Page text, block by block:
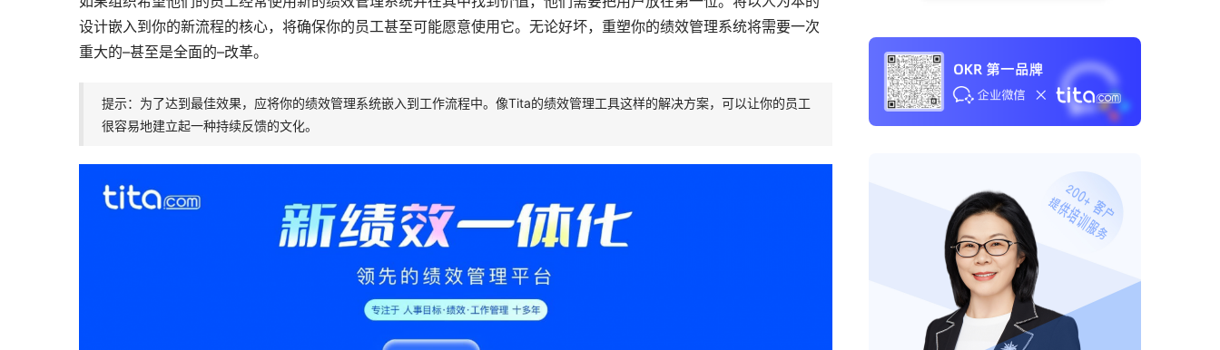
设计嵌入到你的新流程的核心，将确保你的员工甚至可能愿意使用它。无论好坏，重塑你的绩效管理系统将需要一次
重大的–甚至是全面的–改革。
提示：为了达到最佳效果，应将你的绩效管理系统嵌入到工作流程中。像Tita的绩效管理工具这样的解决方案，可以让你的员工
很容易地建立起一种持续反馈的文化。